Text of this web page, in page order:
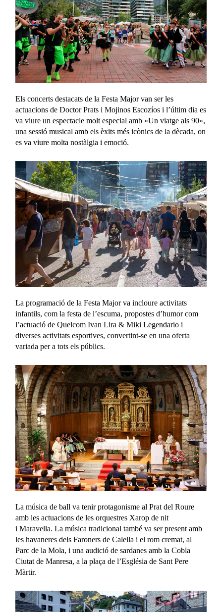
Els concerts destacats de la Festa Major van ser les
actuacions de Doctor Prats i Mojinos Escozíos i l’últim dia es
va viure un espectacle molt especial amb «Un viatge als 90»,
una sessió musical amb els èxits més icònics de la dècada, on
es va viure molta nostàlgia i emoció.
La programació de la Festa Major va incloure activitats
infantils, com la festa de l’escuma, propostes d’humor com
l’actuació de Quelcom Ivan Lira & Miki Legendario i
diverses activitats esportives, convertint-se en una oferta
variada per a tots els públics.
La música de ball va tenir protagonisme al Prat del Roure
amb les actuacions de les orquestres Xarop de nit
i Maravella. La música tradicional també va ser present amb
les havaneres dels Faroners de Calella i el rom cremat, al
Parc de la Mola, i una audició de sardanes amb la Cobla
Ciutat de Manresa, a la plaça de l’Església de Sant Pere
Màrtir.